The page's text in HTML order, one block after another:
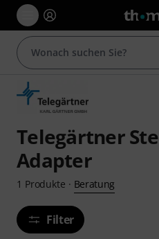
Telegärtner
Adapter
1 Produkte · Beratung
Filter